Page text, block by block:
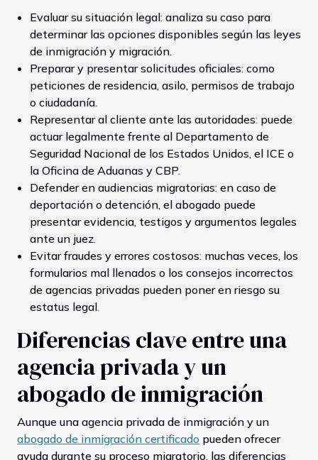
Evaluar su situación legal: analiza su caso para
determinar las opciones disponibles según las leyes
de inmigración y migración.
Preparar y presentar solicitudes oficiales: como
peticiones de residencia, asilo, permisos de trabajo
o ciudadanía.
Representar al cliente ante las autoridades: puede
actuar legalmente frente al Departamento de
Seguridad Nacional de los Estados Unidos, el ICE o
la Oficina de Aduanas y CBP.
Defender en audiencias migratorias: en caso de
deportación o detención, el abogado puede
presentar evidencia, testigos y argumentos legales
ante un juez.
Evitar fraudes y errores costosos: muchas veces, los
formularios mal llenados o los consejos incorrectos
de agencias privadas pueden poner en riesgo su
estatus legal.
Diferencias clave entre una
agencia privada y un
abogado de inmigración
Aunque una agencia privada de inmigración y un
abogado de inmigración certificado pueden ofrecer
ayuda durante su proceso migratorio, las diferencias